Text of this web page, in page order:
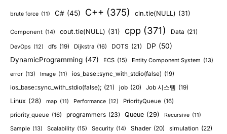
brute force (11) C# (45) C++ (375) cin.tie(NULL) (31)
Component (14) cout.tie(NULL) (31) cpp (371) Data (21)
DevOps (12) dfs (19) Dijkstra (16) DOTS (21) DP (50)
DynamicProgramming (47) ECS (15) Entity Component System (13)
error (13) Image (11) ios_base::sync_with_stdio(false) (19)
ios_base::sync_with_stdio(false); (21) job (20) Job 시스템 (19)
Linux (28) map (11) Performance (12) PriorityQueue (16)
priority_queue (16) programmers (23) Queue (29) Recursive (11)
Sample (13) Scalability (15) Security (14) Shader (20) simulation (22)